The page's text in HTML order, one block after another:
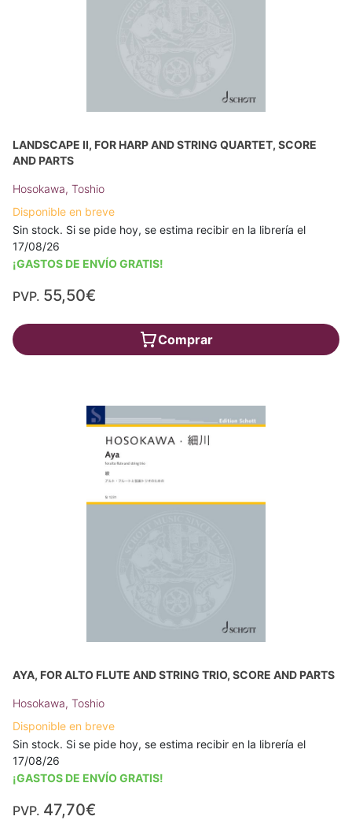
LANDSCAPE II, FOR HARP AND STRING QUARTET, SCORE
AND PARTS
Hosokawa, Toshio
Disponible en breve
Sin stock. Si se pide hoy, se estima recibir en la librería el
17/08/26
¡GASTOS DE ENVÍO GRATIS!
PVP. 55,50€
Comprar
AYA, FOR ALTO FLUTE AND STRING TRIO, SCORE AND PARTS
Hosokawa, Toshio
Disponible en breve
Sin stock. Si se pide hoy, se estima recibir en la librería el
17/08/26
¡GASTOS DE ENVÍO GRATIS!
PVP. 47,70€